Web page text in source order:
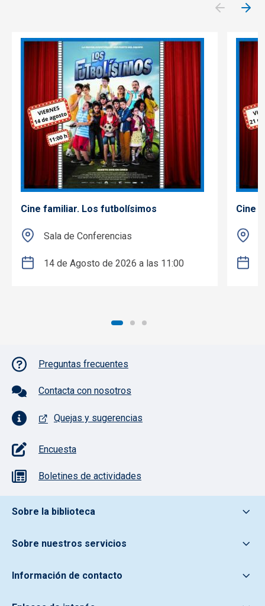
Cine familiar. Los futbolísimos
Sala de Conferencias
14 de Agosto de 2026 a las 11:00
Cine
Pie de página con iconos
Preguntas frecuentes
Contacta con nosotros
Quejas y sugerencias
Encuesta
Boletines de actividades
Pie de pagina información
Sobre la biblioteca
Sobre nuestros servicios
Información de contacto